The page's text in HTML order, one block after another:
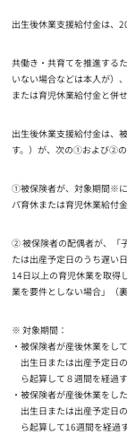
出生後休業支援給付金は、
共働き・共育てを推進する
いない場合などは本人が）
または育児休業給付金と併
出生後休業支援給付金は、
す。）が、次の①および②の
①被保険者が、対象期間※
パ育休または育児休業給付
② 被保険者の配偶者が、「
たは出産予定日のうち遅い
14日以上の育児休業を取得
業を要件としない場合」（
※ 対象期間：
被保険者が産後休業をし
出生日または出産予定日
ら起算して８週間を経過
被保険者が産後休業をし
出生日または出産予定日
ら起算して16週間を経過